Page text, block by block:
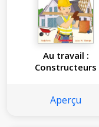
Au travail :
Constructeurs
Aperçu